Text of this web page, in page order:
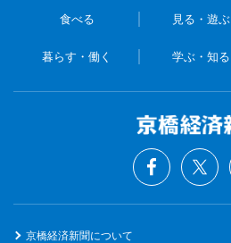
食べる 見る・遊ぶ
暮らす・働く 学ぶ・知る
京橋経済新聞について